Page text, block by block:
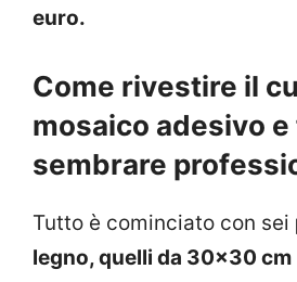
euro.
Come rivestire il
mosaico adesivo e
sembrare
Tutto è cominciato con sei
legno, quelli da 30×30 cm